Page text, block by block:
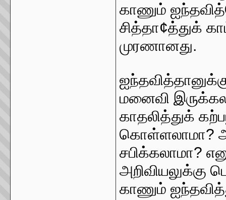
காணும்
சித்தா¢த்துக்
முரணானது.
மனைவி
காதலித்துக்
கொள்ளலாமா?
சபிக்கலாமா?
அறிவியலுக்கு
காணும்